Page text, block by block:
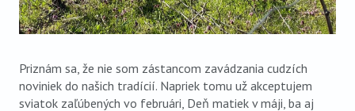
Priznám sa, že nie som zástancom zavádzania cudzích
noviniek do našich tradícií. Napriek tomu už akceptujem
sviatok zaľúbených vo februári, Deň matiek v máji, ba aj